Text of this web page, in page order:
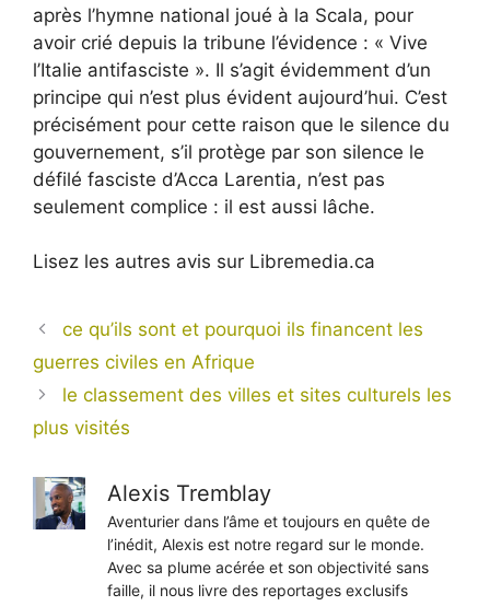
après l’hymne national joué à la Scala, pour
avoir crié depuis la tribune l’évidence : « Vive
l’Italie antifasciste ». Il s’agit évidemment d’un
principe qui n’est plus évident aujourd’hui. C’est
précisément pour cette raison que le silence du
gouvernement, s’il protège par son silence le
défilé fasciste d’Acca Larentia, n’est pas
seulement complice : il est aussi lâche.
Lisez les autres avis sur Libremedia.ca
ce qu’ils sont et pourquoi ils financent les
guerres civiles en Afrique
le classement des villes et sites culturels les
plus visités
Alexis Tremblay
Aventurier dans l’âme et toujours en quête de
l’inédit, Alexis est notre regard sur le monde.
Avec sa plume acérée et son objectivité sans
faille, il nous livre des reportages exclusifs